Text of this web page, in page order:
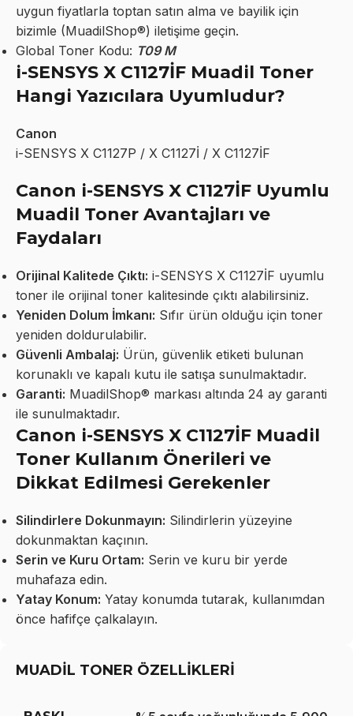
uygun fiyatlarla toptan satın alma ve bayilik için
bizimle (MuadilShop®) iletişime geçin.
Global Toner Kodu: T09 M
i-SENSYS X C1127İF Muadil Toner
Hangi Yazıcılara Uyumludur?
Canon
i-SENSYS X C1127P / X C1127İ / X C1127İF
Canon i-SENSYS X C1127İF Uyumlu
Muadil Toner Avantajları ve
Faydaları
Orijinal Kalitede Çıktı: i-SENSYS X C1127İF uyumlu
toner ile orijinal toner kalitesinde çıktı alabilirsiniz.
Yeniden Dolum İmkanı: Sıfır ürün olduğu için toner
yeniden doldurulabilir.
Güvenli Ambalaj: Ürün, güvenlik etiketi bulunan
korunaklı ve kapalı kutu ile satışa sunulmaktadır.
Garanti: MuadilShop® markası altında 24 ay garanti
ile sunulmaktadır.
Canon i-SENSYS X C1127İF Muadil
Toner Kullanım Önerileri ve
Dikkat Edilmesi Gerekenler
Silindirlere Dokunmayın: Silindirlerin yüzeyine
dokunmaktan kaçının.
Serin ve Kuru Ortam: Serin ve kuru bir yerde
muhafaza edin.
Yatay Konum: Yatay konumda tutarak, kullanımdan
önce hafifçe çalkalayın.
MUADİL TONER ÖZELLİKLERİ